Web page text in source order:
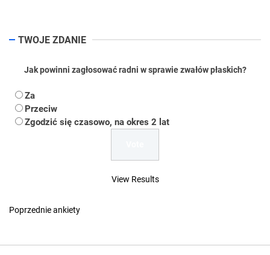
TWOJE ZDANIE
Jak powinni zagłosować radni w sprawie zwałów płaskich?
Za
Przeciw
Zgodzić się czasowo, na okres 2 lat
View Results
Poprzednie ankiety